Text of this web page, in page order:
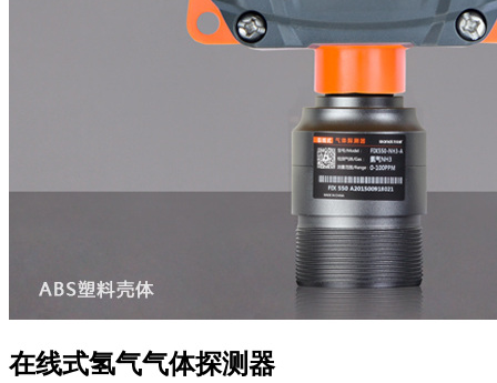
在线式氢气气体探测器